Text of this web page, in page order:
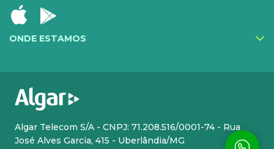
Inner IA
Todos os serviços
Cloud Plus
Cloud Phone Pro Atendimento Premium
ONDE ESTAMOS
Algar Telecom S/A - CNPJ: 71.208.516/0001-74 - Rua
José Alves Garcia, 415 - Uberlândia/MG